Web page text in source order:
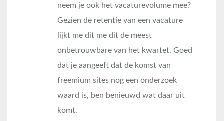
neem je ook het vacaturevolume mee?
Gezien de retentie van een vacature
lijkt me dit me dit de meest
onbetrouwbare van het kwartet. Goed
dat je aangeeft dat de komst van
freemium sites nog een onderzoek
waard is, ben benieuwd wat daar uit
komt.